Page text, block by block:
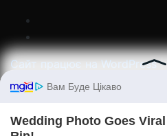
Сайт працює на WordPress|
Themeansar.
Home